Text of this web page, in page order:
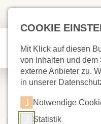
COOKIE
Mit Klick auf diesen
von Inhalten und
externe Anbieter zu.
in unserer
Notwendige
Statistik